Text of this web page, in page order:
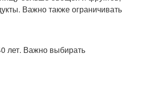
Важно также ограничивать
лет. Важно выбирать